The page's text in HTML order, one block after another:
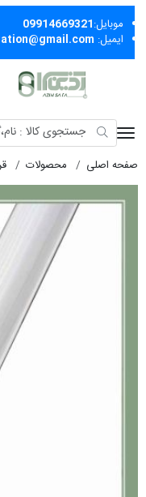
موبایل:09914669321
ایمیل:
صفحه اصلی محصولات